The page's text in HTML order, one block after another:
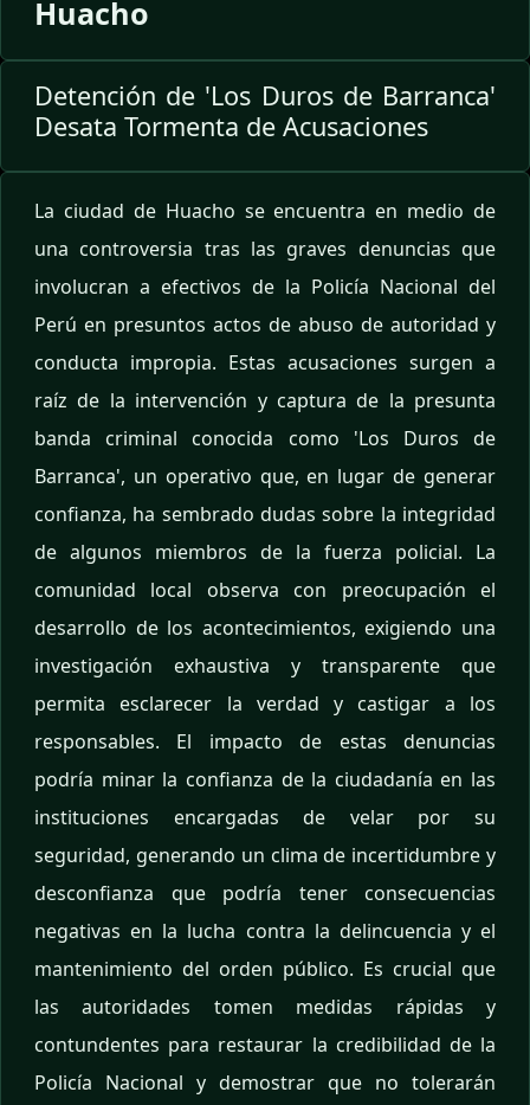
Huacho
Detención de 'Los Duros de Barranca'
Desata Tormenta de Acusaciones
La ciudad de Huacho se encuentra en medio de
una controversia tras las graves denuncias que
involucran a efectivos de la Policía Nacional del
Perú en presuntos actos de abuso de autoridad y
conducta impropia. Estas acusaciones surgen a
raíz de la intervención y captura de la presunta
banda criminal conocida como 'Los Duros de
Barranca', un operativo que, en lugar de generar
confianza, ha sembrado dudas sobre la integridad
de algunos miembros de la fuerza policial. La
comunidad local observa con preocupación el
desarrollo de los acontecimientos, exigiendo una
investigación exhaustiva y transparente que
permita esclarecer la verdad y castigar a los
responsables. El impacto de estas denuncias
podría minar la confianza de la ciudadanía en las
instituciones encargadas de velar por su
seguridad, generando un clima de incertidumbre y
desconfianza que podría tener consecuencias
negativas en la lucha contra la delincuencia y el
mantenimiento del orden público. Es crucial que
las autoridades tomen medidas rápidas y
contundentes para restaurar la credibilidad de la
Policía Nacional y demostrar que no tolerarán